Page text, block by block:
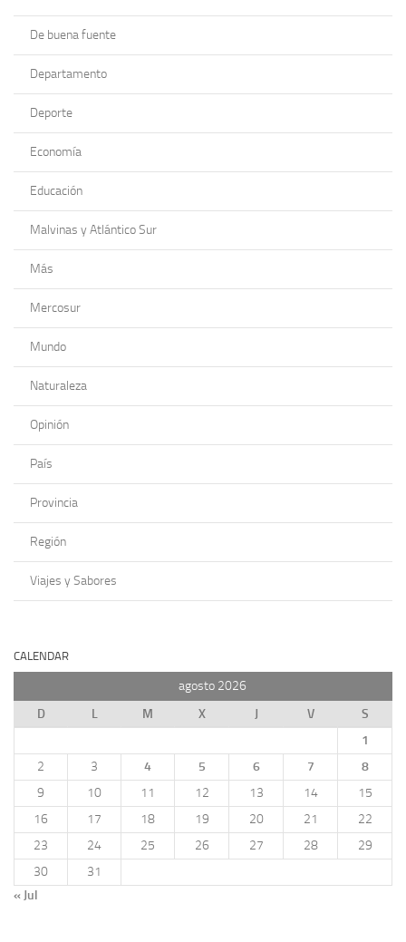
De buena fuente
Departamento
Deporte
Economía
Educación
Malvinas y Atlántico Sur
Más
Mercosur
Mundo
Naturaleza
Opinión
País
Provincia
Región
Viajes y Sabores
CALENDAR
agosto 2026
D
L M X J V
S
1
2
3 4 5 6 7
8
9
10 11 12 13 14
15
16
17 18 19 20 21
22
23
24 25 26 27 28
29
30
31
« Jul